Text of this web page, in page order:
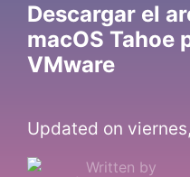
Descargar el
macOS Tahoe
VMware
Updated on
Written by